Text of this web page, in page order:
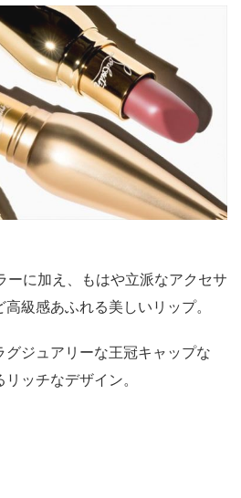
ーに加え、もはや立派なアクセサ
級感あふれる美しいリップ。
ジュアリーな王冠キャップな
ッチなデザイン。